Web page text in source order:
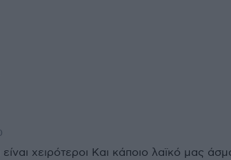
χειρότεροι Και κάποιο λαϊκό μας